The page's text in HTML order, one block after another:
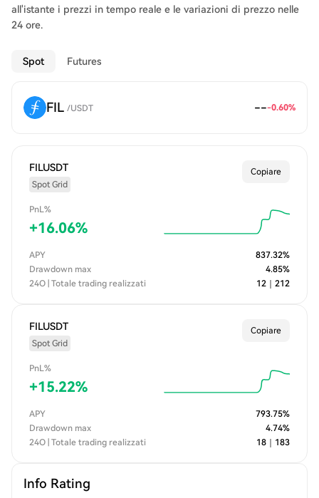
all'istante i prezzi in tempo reale e le variazioni di prezzo nelle
24 ore.
Spot Futures
FIL /USDT ---0.60%
FILUSDT
Spot Grid
Copiare
PnL%
+16.06%
APY 837.32%
Drawdown max
4.85%
24O | Totale trading realizzati
12 212
FILUSDT
Spot Grid
Copiare
PnL%
+15.22%
APY 793.75%
Drawdown max
4.74%
24O | Totale trading realizzati
18 183
Info Rating